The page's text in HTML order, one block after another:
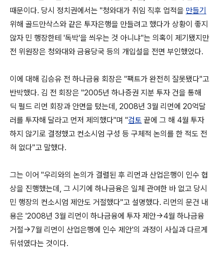
때문이다. 당시 정치권에서는 "청와대가 취임 직후 업적을 만들기
위해 골드만삭스와 같은 투자은행을 만들려고 했다가 상황이 좋지
않자 민 행장한테 '독박'을 씌우는 것 아니냐"는 의혹이 제기됐지만
전 위원장은 청와대와 금융당국 등의 개입설을 전면 부인했었다.
이에 대해 김승유 전 하나금융 회장은 "팩트가 완전히 잘못됐다"고
반박했다. 김 전 회장은 "2005년 하나증권 지분 투자 건을 통해
딕 펄드 리먼 회장과 안면을 텄는데, 2008년 3월 리먼에 20억달
러를 투자해 달라고 먼저 제의했다"며 "검토 끝에 그 해 4월 투자
하지 않기로 결정했고 컨소시엄 구성 등 구체적 논의를 한 적도 전
혀 없다"고 말했다.
그는 이어 "우리와의 논의가 결렬된 후 리먼과 산업은행이 인수 협
상을 진행했는데, 그 시기에 하나금융은 일체 관여한 바 없고 당시
민 행장의 컨소시엄 제안도 거절했다"고 설명했다. 리먼의 문건 내
용은 '2008년 3월 리먼이 하나금융에 투자 제안→4월 하나금융
거절→7월 리먼이 산업은행에 인수 제안'의 과정이 사실과 다르게
뒤섞였다는 것이다.